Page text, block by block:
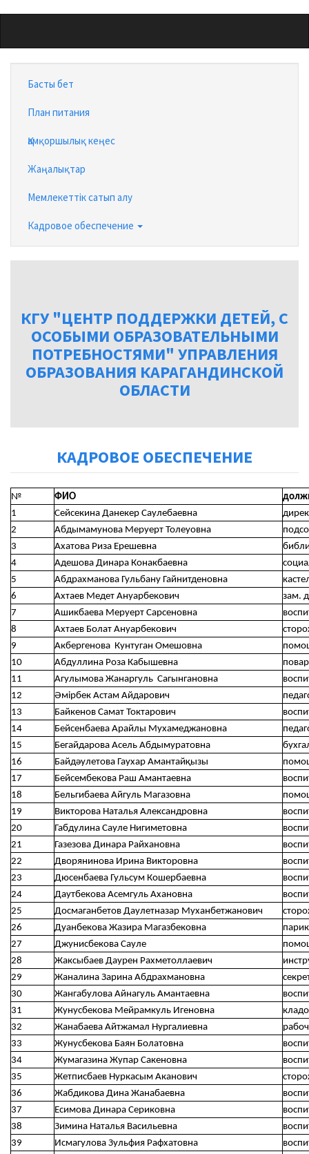
main
content
Басты бет
План питания
Қамқоршылық кеңес
Жаңалықтар
Мемлекеттік сатып алу
Кадровое обеспечение
КГУ "ЦЕНТР ПОДДЕРЖКИ ДЕТЕЙ, С
ОСОБЫМИ ОБРАЗОВАТЕЛЬНЫМИ
ПОТРЕБНОСТЯМИ" УПРАВЛЕНИЯ
ОБРАЗОВАНИЯ КАРАГАНДИНСКОЙ
ОБЛАСТИ
КАДРОВОЕ ОБЕСПЕЧЕНИЕ
№ ФИО
1
Сейсекина Данекер Саулебаевна
2
Абдымамунова Меруерт Толеуовна
3
Ахатова Риза Ерешевна
4
Адешова Динара Конакбаевна
5
Абдрахманова Гульбану Гайнитденовна
6
Ахтаев Медет Ануарбекович
зам.
7
Ашикбаева Меруерт Сарсеновна
8
Ахтаев Болат Ануарбекович
9
Акбергенова Кунтуган Омешовна
10
Абдуллина Роза Кабышевна
повар
11
Агулымова Жанаргуль Сагынгановна
12
Әмірбек Астам Айдарович
13
Байкенов Самат Токтарович
14
Бейсенбаева Арайлы Мухамеджановна
15
Бегайдарова Асель Абдымуратовна
16
Байдәулетова Гаухар Амантайқызы
17
Бейсембекова Раш Амантаевна
18
Бельгибаева Айгуль Магазовна
19
Викторова Наталья Александровна
20
Габдулина Сауле Нигиметовна
21
Газезова Динара Райхановна
22
Дворянинова Ирина Викторовна
23
Дюсенбаева Гульсум Кошербаевна
24
Даутбекова Асемгуль Ахановна
25
Досмаганбетов Даулетназар Муханбетжанович
26
Дуанбекова Жазира Магазбековна
27
Джунисбекова Сауле
28
Жаксыбаев Даурен Рахметоллаевич
29
Жаналина Зарина Абдрахмановна
30
Жангабулова Айнагуль Амантаевна
31
Жунусбекова Мейрамкуль Игеновна
32
Жанабаева Айтжамал Нургалиевна
33
Жунусбекова Баян Болатовна
34
Жумагазина Жупар Сакеновна
35
Жетписбаев Нуркасым Аканович
36
Жабдикова Дина Жанабаевна
37
Есимова Динара Сериковна
38
Зимина Наталья Васильевна
39
Исмагулова Зульфия Рафхатовна